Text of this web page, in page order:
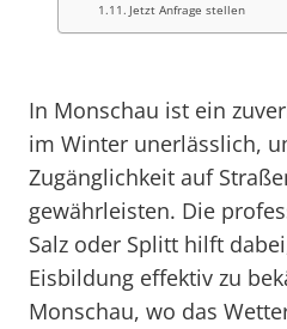
Jetzt Anfrage stellen
In Monschau ist ein
im Winter unerlässlich,
Zugänglichkeit auf
gewährleisten. Die
Salz oder Splitt hilft
Eisbildung effektiv zu
Monschau, wo das